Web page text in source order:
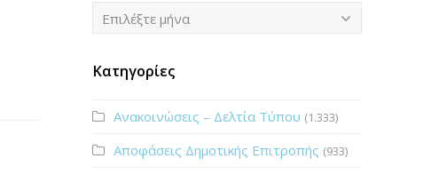
Ιστορικό
Επιλέξτε μήνα
Κατηγορίες
Ανακοινώσεις – Δελτία Τύπου (1.333)
Αποφάσεις Δημοτικής Επιτροπής (933)